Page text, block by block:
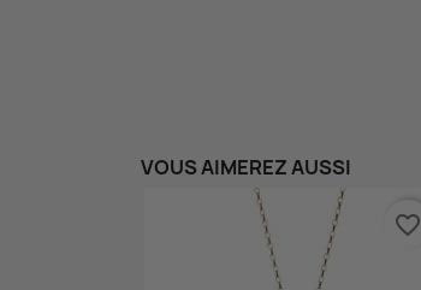
VOUS AIMEREZ AUSSI
favorite_border